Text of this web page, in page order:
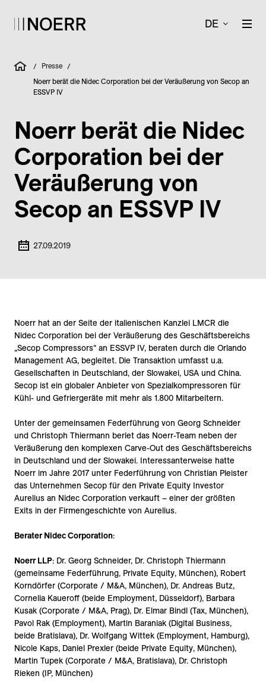
DE
/ Presse /
Noerr berät die Nidec Corporation bei der Veräußerung von Secop an
ESSVP IV
Noerr berät die Nidec
Corporation bei der
Veräußerung von
Secop an ESSVP IV
27.09.2019
Noerr hat an der Seite der italienischen Kanzlei LMCR die
Nidec Corporation bei der Veräußerung des Geschäftsbereichs
„Secop Compressors“ an ESSVP IV, beraten durch die Orlando
Management AG, begleitet. Die Transaktion umfasst u.a.
Gesellschaften in Deutschland, der Slowakei, USA und China.
Secop ist ein globaler Anbieter von Spezialkompressoren für
Kühl- und Gefriergeräte mit mehr als 1.800 Mitarbeitern.
Unter der gemeinsamen Federführung von Georg Schneider
und Christoph Thiermann beriet das Noerr-Team neben der
Veräußerung den komplexen Carve-Out des Geschäftsbereichs
in Deutschland und der Slowakei. Interessanterweise hatte
Noerr im Jahre 2017 unter Federführung von Christian Pleister
das Unternehmen Secop für den Private Equity Investor
Aurelius an Nidec Corporation verkauft – einer der größten
Exits in der Firmengeschichte von Aurelius.
Berater Nidec Corporation:
Noerr LLP: Dr. Georg Schneider, Dr. Christoph Thiermann
(gemeinsame Federführung, Private Equity, München), Robert
Korndörfer (Corporate / M&A, München), Dr. Andreas Butz,
Cornelia Kaueroff (beide Employment, Düsseldorf), Barbara
Kusak (Corporate / M&A, Prag), Dr. Elmar Bindl (Tax, München),
Pavol Rak (Employment), Martin Baraniak (Digital Business,
beide Bratislava), Dr. Wolfgang Wittek (Employment, Hamburg),
Nicole Kaps, Daniel Prexler (beide Private Equity, München),
Martin Tupek (Corporate / M&A, Bratislava), Dr. Christoph
Rieken (IP, München)